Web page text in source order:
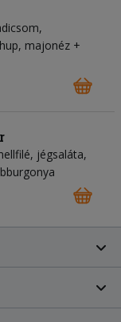
majonéz +
jégsaláta,